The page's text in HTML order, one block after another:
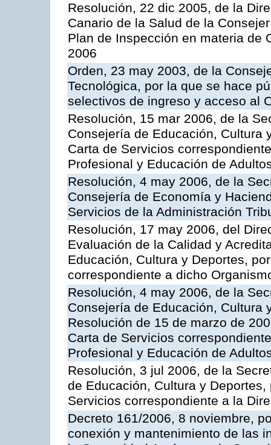
Resolución, 22 dic 2005, de la
Canario de la Salud de la
Plan de Inspección en materia de
2006
Orden, 23 may 2003, de la
Tecnológica, por la que se hace
selectivos de ingreso y acceso al
Resolución, 15 mar 2006, de la
Consejería de Educación, Cultura
Carta de Servicios
Profesional y Educación de
Resolución, 4 may 2006, de la
Consejería de Economía y
Servicios de la Administración
Resolución, 17 may 2006, del
Evaluación de la Calidad y
Educación, Cultura y Deportes,
correspondiente a dicho
Resolución, 4 may 2006, de la
Consejería de Educación, Cultura
Resolución de 15 de marzo de
Carta de Servicios
Profesional y Educación de
Resolución, 3 jul 2006, de la
de Educación, Cultura y
Servicios correspondiente a la
Decreto 161/2006, 8 noviembre,
conexión y mantenimiento de las